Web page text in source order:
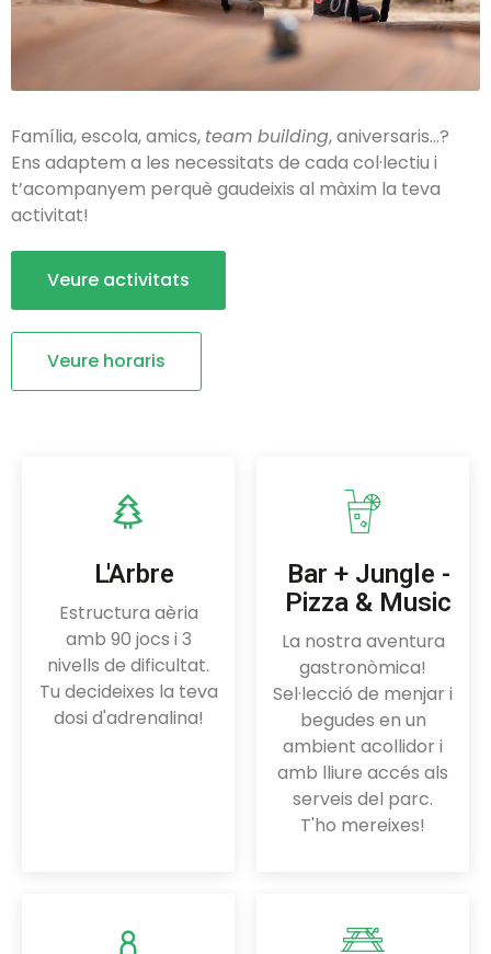
L'Arbre
Estructura aèria
amb 90 jocs i 3
nivells de dificultat.
Tu decideixes la teva
dosi d'adrenalina!
Bar + Jungle -
Pizza & Music
La nostra aventura
gastronòmica!
Sel·lecció de menjar i
begudes en un
ambient acollidor i
amb lliure accés als
serveis del parc.
T'ho mereixes!
Família, escola, amics, team building, aniversaris…?
Ens adaptem a les necessitats de cada col·lectiu i
t’acompanyem perquè gaudeixis al màxim la teva
activitat!
Veure activitats
Veure horaris